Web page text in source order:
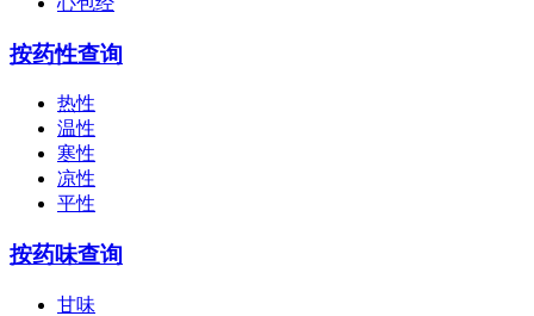
按药性查询
热性
温性
寒性
凉性
平性
按药味查询
甘味